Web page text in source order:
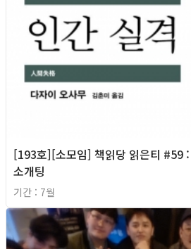
[193호][소모임] 책읽당 읽은티 #59
소개팅
기간 : 7월